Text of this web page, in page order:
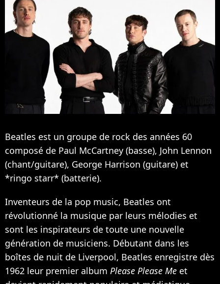
Beatles est un groupe de rock des années 60
composé de Paul McCartney (basse), John Lennon
(chant/guitare), George Harrison (guitare) et
*ringo starr* (batterie).
Inventeurs de la pop music, Beatles ont
révolutionné la musique par leurs mélodies et
sont les inspirateurs de toute une nouvelle
génération de musiciens. Débutant dans les
boîtes de nuit de Liverpool, Beatles enregistre dès
1962 leur premier album Please Please Me et